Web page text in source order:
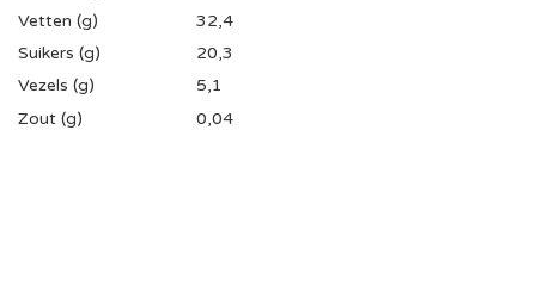
Vetten (g)
32,4
Suikers (g)
20,3
Vezels (g)
5,1
Zout (g)
0,04